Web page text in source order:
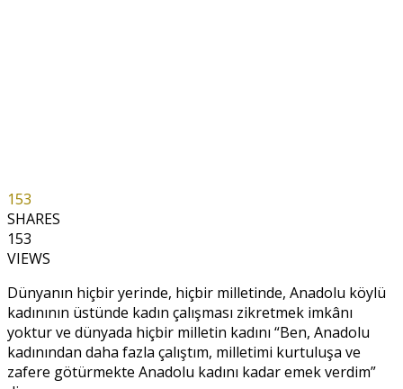
153
SHARES
153
VIEWS
Dünyanın hiçbir yerinde, hiçbir milletinde, Anadolu köylü
kadınının üstünde kadın çalışması zikretmek imkânı
yoktur ve dünyada hiçbir milletin kadını “Ben, Anadolu
kadınından daha fazla çalıştım, milletimi kurtuluşa ve
zafere götürmekte Anadolu kadını kadar emek verdim”